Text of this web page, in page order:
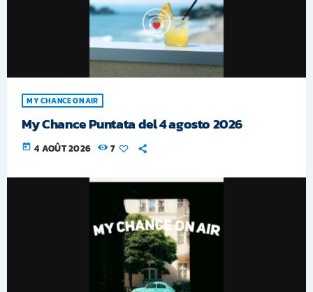
MY CHANCE ON AIR
My Chance Puntata del 4 agosto 2026
today 4 AOÛT 2026 7